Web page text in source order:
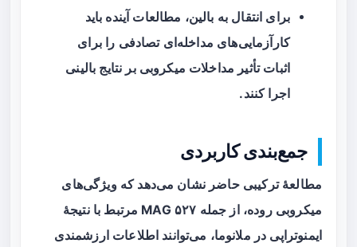
برای انتقال به بالین، مطالعات آینده باید
کارآزمایی‌های مداخله‌ای تصادفی را برای
اثبات تأثیر مداخلات میکروبی بر نتایج بالینی
اجرا کنند.
جمع‌بندی کاربردی
مطالعهٔ ترکیبی حاضر نشان می‌دهد که ویژگی‌های
میکروبی روده، از جمله ۵۲۷ MAG مرتبط با نتیجهٔ
ایمنوتراپی در ملانوما، می‌توانند اطلاعات ارزشمندی